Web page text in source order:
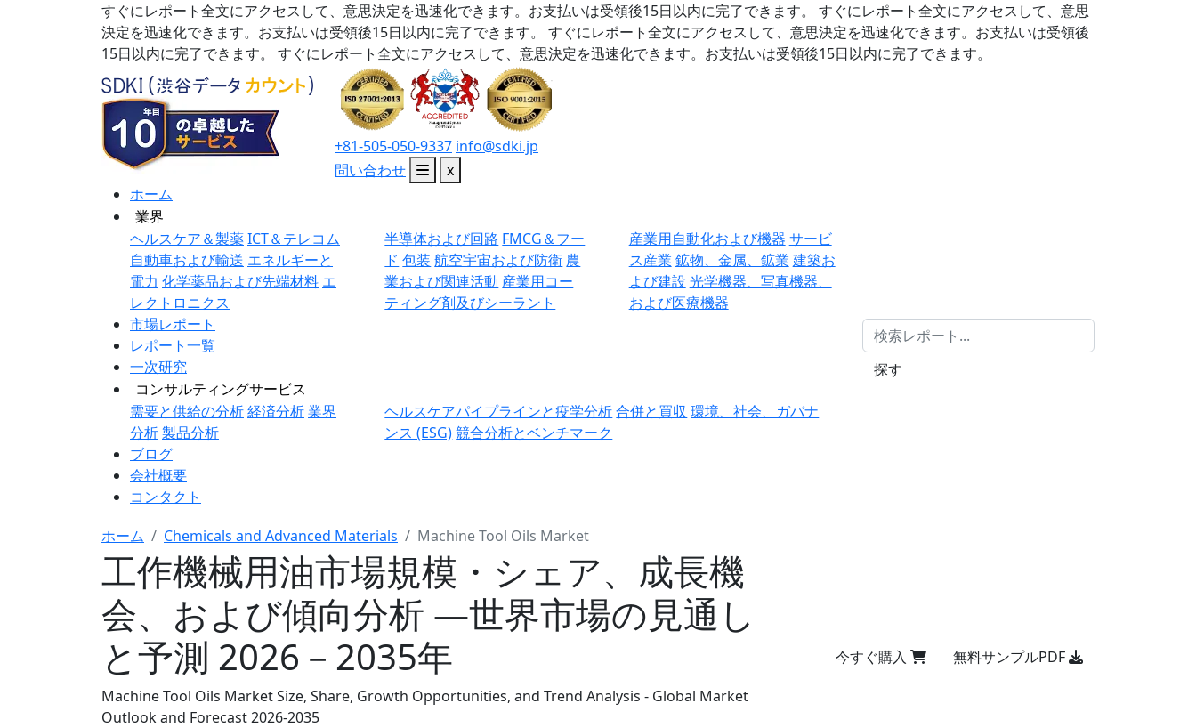
すぐにレポート全文にアクセスして、意思決定を迅速化できます。お支払いは受領後15日以内に完了できます。
すぐにレポート全文にアクセスして、意思
決定を迅速化できます。お支払いは受領後15日以内に完了できます。
すぐにレポート全文にアクセスして、意思決定を迅速化できます。お支払いは受領後
15日以内に完了できます。
すぐにレポート全文にアクセスして、意思決定を迅速化できます。お支払いは受領後15日以内に完了できます。
+81-505-050-9337 info@sdki.jp
問い合わせ
x
ホーム
業界
ヘルスケア＆製薬ICT＆テレコム
自動車および輸送 エネルギーと
電力 化学薬品および先端材料 エ
レクトロニクス
半導体および回路 FMCG＆フー
ド 包装 航空宇宙および防衛 農
業および関連活動 産業用コー
ティング剤及びシーラント
産業用自動化および機器 サービ
ス産業 鉱物、金属、鉱業 建築お
よび建設 光学機器、写真機器、
および医療機器
市場レポート
レポート一覧
一次研究
コンサルティングサービス
需要と供給の分析経済分析業界
分析製品分析
ヘルスケアパイプラインと疫学分析合併と買収 環境、社会、ガバナ
ンス (ESG)競合分析とベンチマーク
ブログ
会社概要
コンタクト
探す
ホーム Chemicals and Advanced Materials Machine Tool Oils Market
工作機械用油市場規模・シェア、成長機
会、および傾向分析 ―世界市場の見通し
と予測 2026－2035年
Machine Tool Oils Market Size, Share, Growth Opportunities, and Trend Analysis - Global Market
Outlook and Forecast 2026-2035
今すぐ購入 無料サンプルPDF